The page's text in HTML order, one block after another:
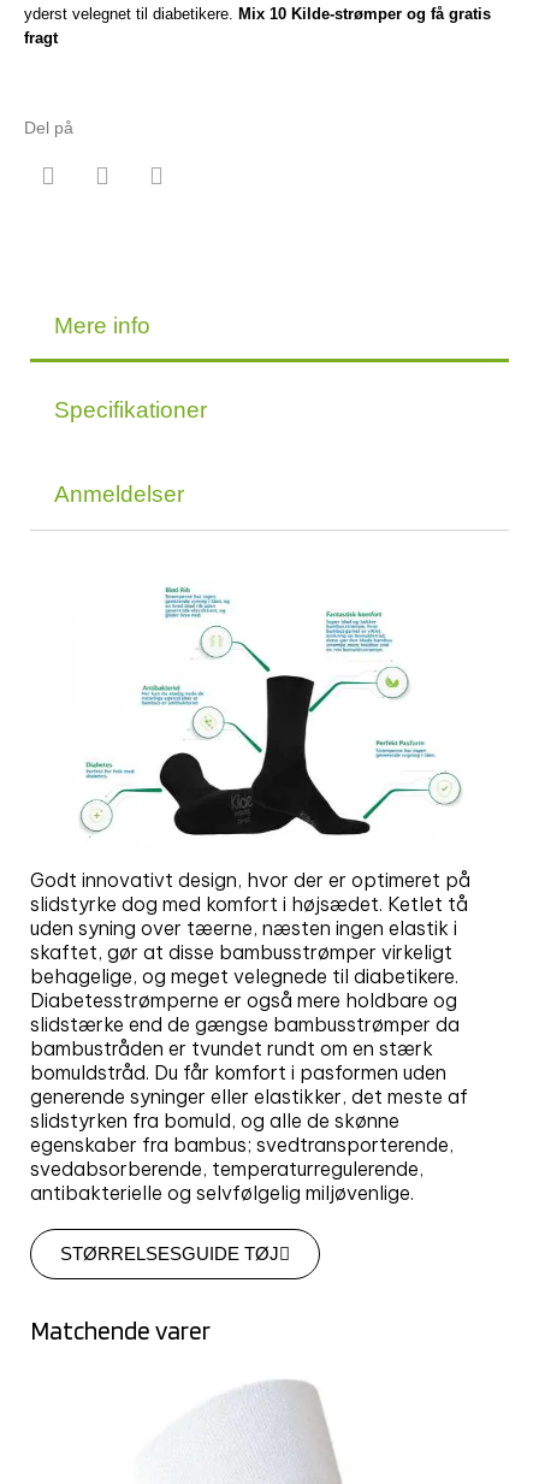
yderst velegnet til diabetikere. Mix 10 Kilde-strømper og få gratis
fragt
Del på
Mere info
Specifikationer
Anmeldelser
Godt innovativt design, hvor der er optimeret på
slidstyrke dog med komfort i højsædet. Ketlet tå
uden syning over tæerne, næsten ingen elastik i
skaftet, gør at disse bambusstrømper virkeligt
behagelige, og meget velegnede til diabetikere.
Diabetesstrømperne er også mere holdbare og
slidstærke end de gængse bambusstrømper da
bambustråden er tvundet rundt om en stærk
bomuldstråd. Du får komfort i pasformen uden
generende syninger eller elastikker, det meste af
slidstyrken fra bomuld, og alle de skønne
egenskaber fra bambus; svedtransporterende,
svedabsorberende, temperaturregulerende,
antibakterielle og selvfølgelig miljøvenlige.
STØRRELSESGUIDE TØJ
Matchende varer